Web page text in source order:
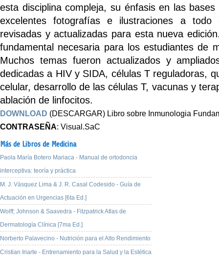
esta disciplina compleja, su énfasis en las
excelentes fotografías e ilustraciones a todo
revisadas y actualizadas para esta nueva
fundamental necesaria para los estudiantes de
Muchos temas fueron actualizados y
dedicadas a HIV y SIDA, células T reguladoras,
celular, desarrollo de las células T, vacunas y
ablación de linfocitos.
DOWNLOAD (DESCARGAR) Libro sobre Inmunologia
CONTRASEÑA: Visual.SaC
Más de Libros de Medicina
Paola María Botero Mariaca - Manual de ortodoncia
interceptiva: teoría y práctica
M. J. Vásquez Lima & J. R. Casal Codesido - Guía de
Actuación en Urgencias [6ta Ed.]
Wolff; Johnson & Saavedra - Fitzpatrick Atlas de
Dermatología Clínica [7ma Ed.]
Norberto Palavecino - Nutrición para el Alto Rendimiento
Cristian Iriarte - Entrenamiento para la Salud y la Estética